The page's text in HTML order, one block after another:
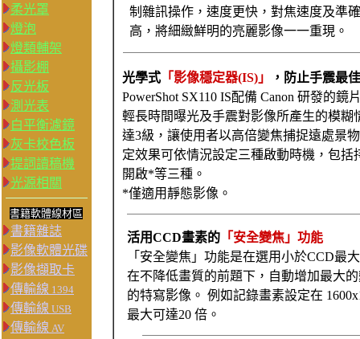
柔光罩
燈泡
燈類輔架
攝影棚
反光板
測光表
白平衡濾鏡
灰卡校色板
提詞讀稿機
光源相關
書籍軟體線材區
書籍雜誌
影像軟體光碟
影像擷取卡
傳輸線 1394
傳輸線 USB
傳輸線 AV
制雜訊操作，速度更快，對焦速度及準
高，將細緻鮮明的亮麗影像一一重現。
光學式「影像穩定器(IS)」
，防止手震最
PowerShot SX110 IS配備 Canon 研發的
輕長時間曝光及手震對影像所產生的模
達3級，讓使用者以高倍變焦捕捉遠處景
定效果可依情況設定三種啟動時機，包
開啟*等三種。
*僅適用靜態影像。
活用CCD畫素的「安全變焦」功能
「安全變焦」功能是在選用小於CCD最
在不降低畫質的前題下，自動增加最大
的特寫影像。 例如記錄畫素設定在
最大可達20 倍。